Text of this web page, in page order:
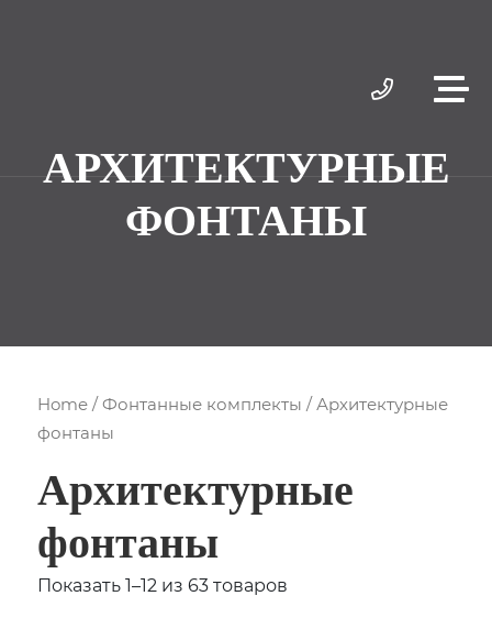
АРХИТЕКТУРНЫЕ
ФОНТАНЫ
Home /Фонтанные комплекты / Архитектурные
фонтаны
Архитектурные
фонтаны
Показать 1–12 из 63 товаров